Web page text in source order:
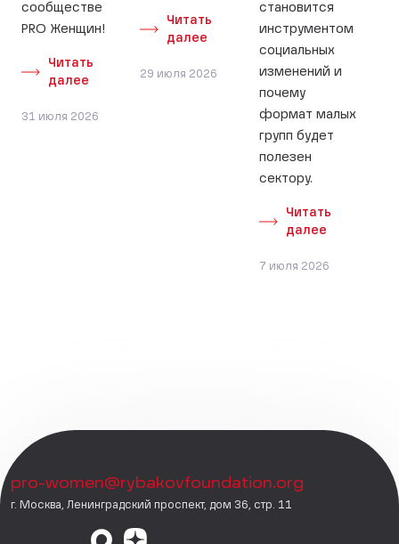
сообществе
PRO Женщин!
Читать
далее
31 июля 2026
Читать
далее
29 июля 2026
становится
инструментом
социальных
изменений и
почему
формат малых
групп будет
полезен
сектору.
Читать
далее
7 июля 2026
pro-women@rybakovfoundation.org
г. Москва, Ленинградский проспект, дом 36, стр. 11